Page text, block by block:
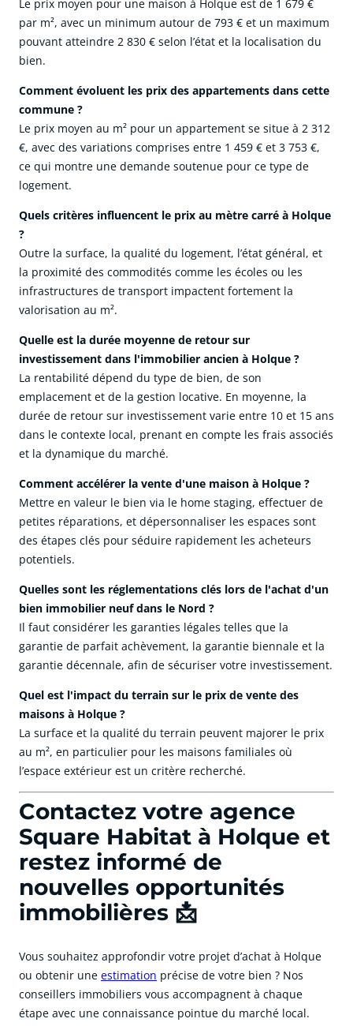
Le prix moyen pour une maison à Holque est de 1 679 €
par m², avec un minimum autour de 793 € et un maximum
pouvant atteindre 2 830 € selon l’état et la localisation du
bien.
Comment évoluent les prix des appartements dans cette
commune ?
Le prix moyen au m² pour un appartement se situe à 2 312
€, avec des variations comprises entre 1 459 € et 3 753 €,
ce qui montre une demande soutenue pour ce type de
logement.
Quels critères influencent le prix au mètre carré à Holque
?
Outre la surface, la qualité du logement, l’état général, et
la proximité des commodités comme les écoles ou les
infrastructures de transport impactent fortement la
valorisation au m².
Quelle est la durée moyenne de retour sur
investissement dans l'immobilier ancien à Holque ?
La rentabilité dépend du type de bien, de son
emplacement et de la gestion locative. En moyenne, la
durée de retour sur investissement varie entre 10 et 15 ans
dans le contexte local, prenant en compte les frais associés
et la dynamique du marché.
Comment accélérer la vente d'une maison à Holque ?
Mettre en valeur le bien via le home staging, effectuer de
petites réparations, et dépersonnaliser les espaces sont
des étapes clés pour séduire rapidement les acheteurs
potentiels.
Quelles sont les réglementations clés lors de l'achat d'un
bien immobilier neuf dans le Nord ?
Il faut considérer les garanties légales telles que la
garantie de parfait achèvement, la garantie biennale et la
garantie décennale, afin de sécuriser votre investissement.
Quel est l'impact du terrain sur le prix de vente des
maisons à Holque ?
La surface et la qualité du terrain peuvent majorer le prix
au m², en particulier pour les maisons familiales où
l’espace extérieur est un critère recherché.
Contactez votre agence
Square Habitat à Holque et
restez informé de
nouvelles opportunités
immobilières 📩
Vous souhaitez approfondir votre projet d’achat à Holque
ou obtenir une estimation précise de votre bien ? Nos
conseillers immobiliers vous accompagnent à chaque
étape avec une connaissance pointue du marché local.